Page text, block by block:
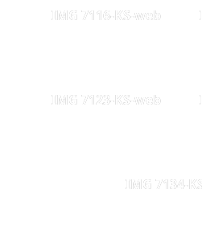
IMG 7116-KS-web
IMG 7123-KS-web
IMG 7134-